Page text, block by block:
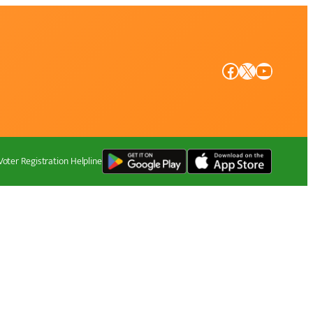
Facebook X YouTube
Registration Helpline